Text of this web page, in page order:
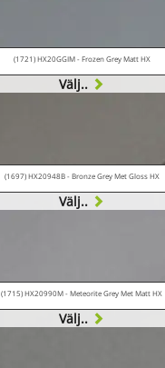
(1721) HX20GGIM - Frozen Grey Matt HX
Välj..
(1697) HX20948B - Bronze Grey Met Gloss HX
Välj..
(1715) HX20990M - Meteorite Grey Met Matt HX
Välj..